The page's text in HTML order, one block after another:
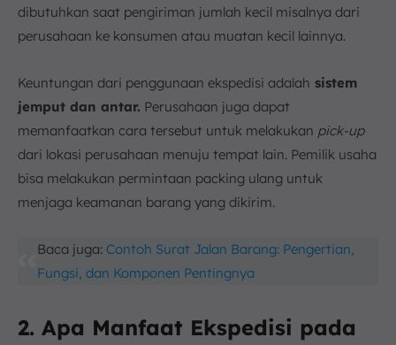
dibutuhkan saat pengiriman jumlah kecil misalnya dari
perusahaan ke konsumen atau muatan kecil lainnya.
Keuntungan dari penggunaan ekspedisi adalah sistem
jemput dan antar. Perusahaan juga dapat
memanfaatkan cara tersebut untuk melakukan pick-up
dari lokasi perusahaan menuju tempat lain. Pemilik usaha
bisa melakukan permintaan packing ulang untuk
menjaga keamanan barang yang dikirim.
Baca juga: Contoh Surat Jalan Barang: Pengertian,
Fungsi, dan Komponen Pentingnya
2. Apa Manfaat Ekspedisi pada